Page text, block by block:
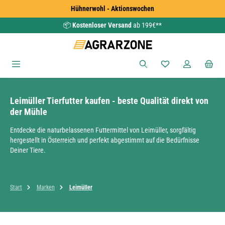
Zum Hauptinhalt springenHühnerwohl - Aktionswochen
📦Kostenloser Versand ab 199€**
Du hast 0
Leimüller Tierfutter kaufen - beste Qualität direkt von
der Mühle
Entdecke die naturbelassenen Futtermittel von Leimüller, sorgfältig
hergestellt in Österreich und perfekt abgestimmt auf die Bedürfnisse
Deiner Tiere.
Start Marken Leimüller